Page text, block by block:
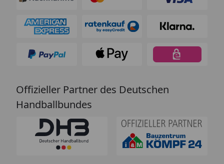
Offizieller Partner des Deutschen
Handballbundes